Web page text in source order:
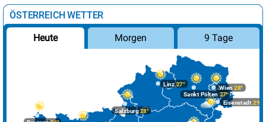
ÖSTERREICH WETTER
Heute Morgen 9 Tage
Linz27°
Salzburg28°
Wien 28°
Eisenstadt 29°
Sankt Pölten 27°